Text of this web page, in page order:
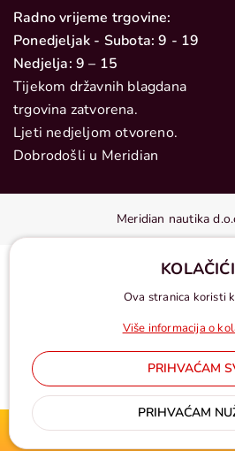
Radno vrijeme trgovine:
Ponedjeljak - Subota: 9 - 19
Nedjelja: 9 – 15
Tijekom državnih blagdana
trgovina zatvorena.
Ljeti nedjeljom otvoreno.
Dobrodošli u Meridian
Meridian nautika
Cijene u eurima, pdv
KOLAČIĆI
Ova stranica koristi
Više informacija o
PRIHVAĆAM
PRIHVAĆAM